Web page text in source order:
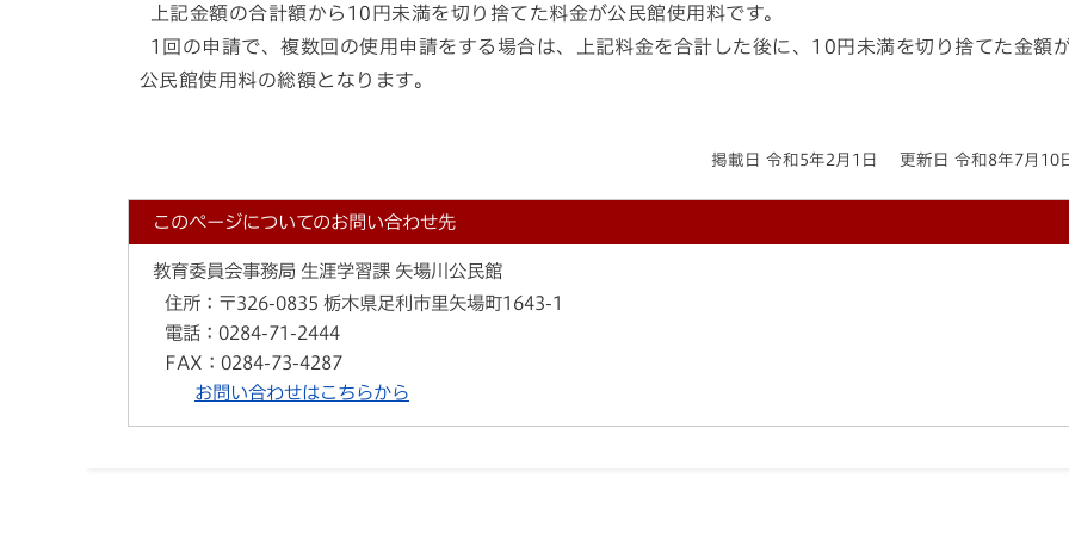
上記金額の合計額から10円未満を切り捨てた料金が公民館使用料です。
1回の申請で、複数回の使用申請をする場合は、上記料金を合計した後に、10円未満を切り捨てた金額
公民館使用料の総額となります。
掲載日 令和5年2月1日 更新日 令和8年7月10
このページについてのお問い合わせ先
教育委員会事務局 生涯学習課 矢場川公民館
住所： 〒326-0835 栃木県足利市里矢場町1643-1
電話： 0284-71-2444
FAX： 0284-73-4287
お問い合わせはこちらから